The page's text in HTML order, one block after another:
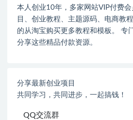
本人创业10年，多家网站VIP付费会
目、创业教程、主题源码、电商教
的从淘宝购买更多教程和模板。 专
分享这些精品付款资源。
分享最新创业项目
共同学习，共同进步，一起搞钱！
QQ交流群